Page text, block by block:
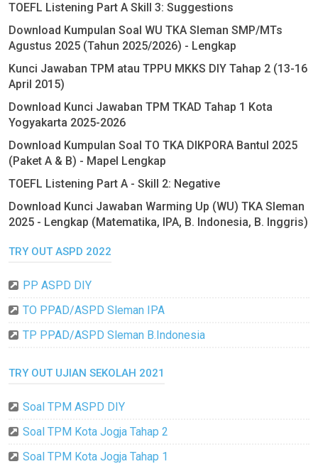
TOEFL Listening Part A Skill 3: Suggestions
Download Kumpulan Soal WU TKA Sleman SMP/MTs
Agustus 2025 (Tahun 2025/2026) - Lengkap
Kunci Jawaban TPM atau TPPU MKKS DIY Tahap 2 (13-16
April 2015)
Download Kunci Jawaban TPM TKAD Tahap 1 Kota
Yogyakarta 2025-2026
Download Kumpulan Soal TO TKA DIKPORA Bantul 2025
(Paket A & B) - Mapel Lengkap
TOEFL Listening Part A - Skill 2: Negative
Download Kunci Jawaban Warming Up (WU) TKA Sleman
2025 - Lengkap (Matematika, IPA, B. Indonesia, B. Inggris)
TRY OUT ASPD 2022
PP ASPD DIY
TO PPAD/ASPD Sleman IPA
TP PPAD/ASPD Sleman B.Indonesia
TRY OUT UJIAN SEKOLAH 2021
Soal TPM ASPD DIY
Soal TPM Kota Jogja Tahap 2
Soal TPM Kota Jogja Tahap 1